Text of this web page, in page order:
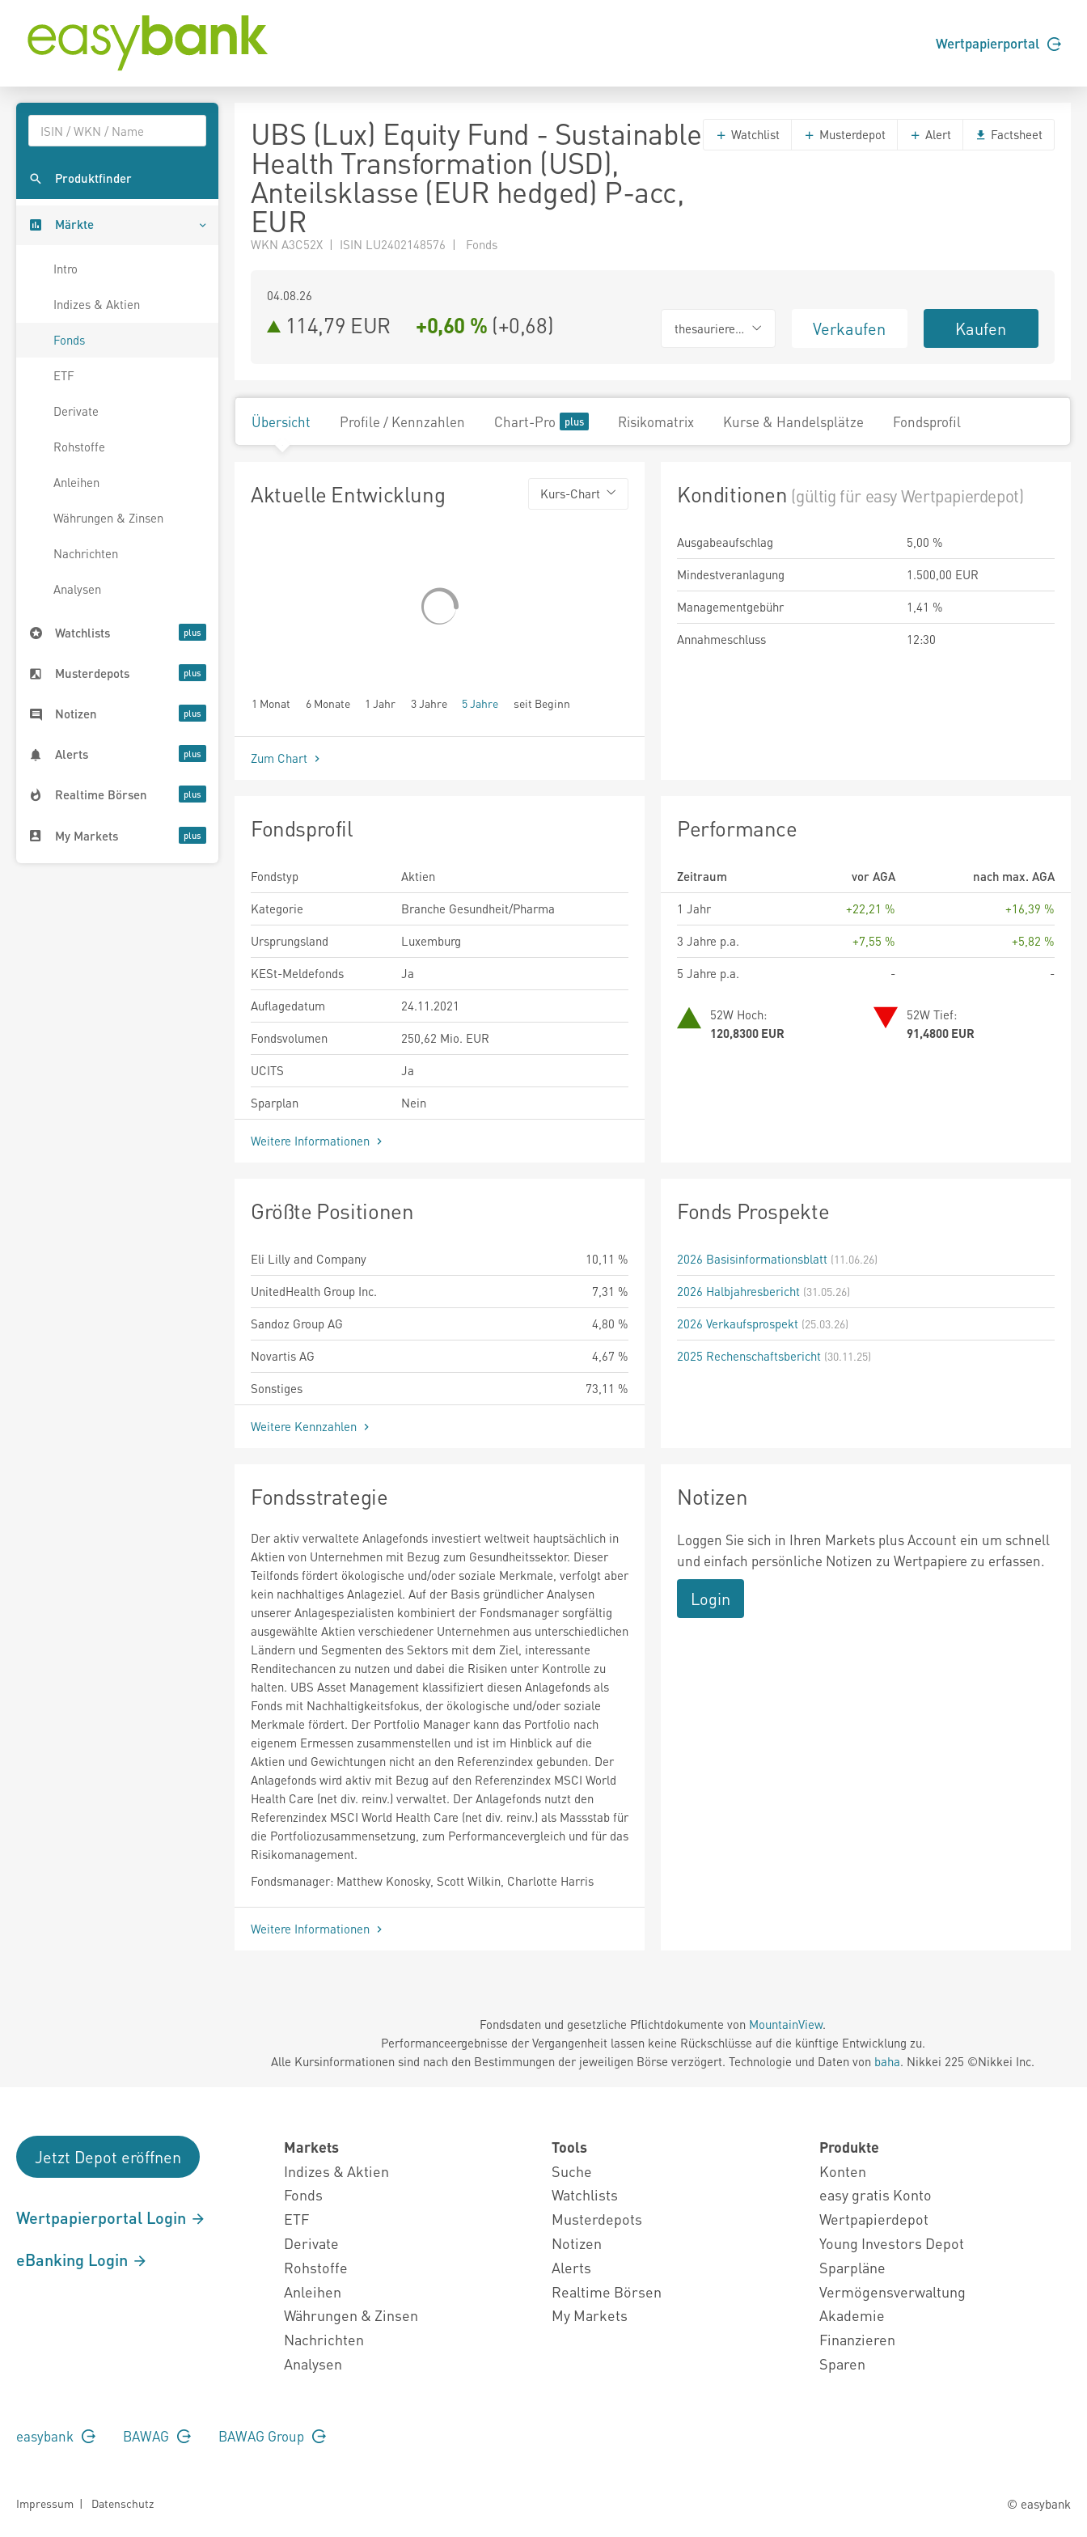
Wertpapierportal
Produktfinder
Märkte
Intro
Indizes & Aktien
Fonds
ETF
Derivate
Rohstoffe
Anleihen
Währungen & Zinsen
Nachrichten
Analysen
Watchlists
Musterdepots
Notizen
Alerts
Realtime Börsen
My Markets
UBS (Lux) Equity Fund - Sustainable
Health Transformation (USD),
Anteilsklasse (EUR hedged) P-acc,
EUR
WKN A3C52X | ISIN LU2402148576 | Fonds
Watchlist Musterdepot Alert Factsheet
04.08.26
114,79 EUR +0,60 % (+0,68) thesaurierend Verkaufen Kaufen
Übersicht Profile / Kennzahlen Chart-Pro Risikomatrix Kurse & Handelsplätze Fondsprofil
Aktuelle Entwicklung Kurs-Chart
1 Monat 6 Monate 1 Jahr 3 Jahre 5 Jahre seit Beginn
Zum Chart
Konditionen (gültig für easy Wertpapierdepot)
Ausgabeaufschlag
5,00 %
Mindestveranlagung
1.500,00 EUR
Managementgebühr
1,41 %
Annahmeschluss
12:30
Fondsprofil
Fondstyp
Aktien
Kategorie
Branche Gesundheit/Pharma
Ursprungsland
Luxemburg
KESt-Meldefonds
Ja
Auflagedatum
24.11.2021
Fondsvolumen
250,62 Mio. EUR
UCITS
Ja
Sparplan
Nein
Weitere Informationen
Performance
Zeitraum vor AGA
nach max. AGA
1 Jahr
+22,21 %
+16,39 %
3 Jahre p.a.
+7,55 %
+5,82 %
5 Jahre p.a.
- -
52W Hoch:
120,8300 EUR
52W Tief:
91,4800 EUR
Größte Positionen
Eli Lilly and Company
10,11 %
UnitedHealth Group Inc.
7,31 %
Sandoz Group AG
4,80 %
Novartis AG
4,67 %
Sonstiges
73,11 %
Weitere Kennzahlen
Fonds Prospekte
2026 Basisinformationsblatt (11.06.26)
2026 Halbjahresbericht (31.05.26)
2026 Verkaufsprospekt (25.03.26)
2025 Rechenschaftsbericht (30.11.25)
Fondsstrategie
Der aktiv verwaltete Anlagefonds investiert weltweit hauptsächlich in
Aktien von Unternehmen mit Bezug zum Gesundheitssektor. Dieser
Teilfonds fördert ökologische und/oder soziale Merkmale, verfolgt aber
kein nachhaltiges Anlageziel. Auf der Basis gründlicher Analysen
unserer Anlagespezialisten kombiniert der Fondsmanager sorgfältig
ausgewählte Aktien verschiedener Unternehmen aus unterschiedlichen
Ländern und Segmenten des Sektors mit dem Ziel, interessante
Renditechancen zu nutzen und dabei die Risiken unter Kontrolle zu
halten. UBS Asset Management klassifiziert diesen Anlagefonds als
Fonds mit Nachhaltigkeitsfokus, der ökologische und/oder soziale
Merkmale fördert. Der Portfolio Manager kann das Portfolio nach
eigenem Ermessen zusammenstellen und ist im Hinblick auf die
Aktien und Gewichtungen nicht an den Referenzindex gebunden. Der
Anlagefonds wird aktiv mit Bezug auf den Referenzindex MSCI World
Health Care (net div. reinv.) verwaltet. Der Anlagefonds nutzt den
Referenzindex MSCI World Health Care (net div. reinv.) als Massstab für
die Portfoliozusammensetzung, zum Performancevergleich und für das
Risikomanagement.
Fondsmanager: Matthew Konosky, Scott Wilkin, Charlotte Harris
Weitere Informationen
Notizen
Loggen Sie sich in Ihren Markets plus Account ein um schnell
und einfach persönliche Notizen zu Wertpapiere zu erfassen.
Login
Fondsdaten und gesetzliche Pflichtdokumente von MountainView.
Performanceergebnisse der Vergangenheit lassen keine Rückschlüsse auf die künftige Entwicklung zu.
Alle Kursinformationen sind nach den Bestimmungen der jeweiligen Börse verzögert. Technologie und Daten von baha. Nikkei 225 ©Nikkei Inc.
Jetzt Depot eröffnen
Wertpapierportal Login
eBanking Login
Markets
Indizes & Aktien
Fonds
ETF
Derivate
Rohstoffe
Anleihen
Währungen & Zinsen
Nachrichten
Analysen
Tools
Suche
Watchlists
Musterdepots
Notizen
Alerts
Realtime Börsen
My Markets
Produkte
Konten
easy gratis Konto
Wertpapierdepot
Young Investors Depot
Sparpläne
Vermögensverwaltung
Akademie
Finanzieren
Sparen
easybank BAWAG BAWAG Group
Impressum | Datenschutz © easybank